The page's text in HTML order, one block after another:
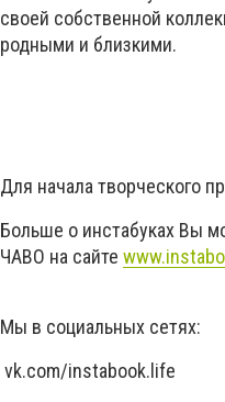
своей собственной
родными и близкими.
Для начала творческого
Больше о инстабуках Вы
ЧАВО на сайте
Мы в социальных сетях:
vk.com/instabook.life